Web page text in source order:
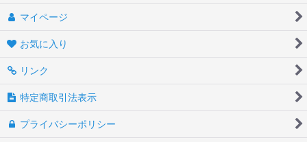
マイページ
お気に入り
リンク
特定商取引法表示
プライバシーポリシー